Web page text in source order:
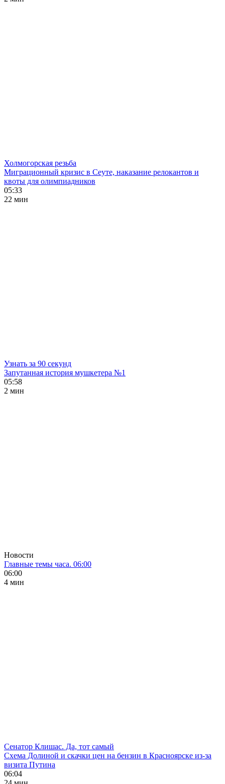
Холмогорская резьба
Миграционный кризис в Сеуте, наказание релокантов и
квоты для олимпиадников
05:33
22 мин
Узнать за 90 секунд
Запутанная история мушкетера №1
05:58
2 мин
Новости
Главные темы часа. 06:00
06:00
4 мин
Сенатор Клишас. Да, тот самый
Схема Долиной и скачки цен на бензин в Красноярске из-за
визита Путина
06:04